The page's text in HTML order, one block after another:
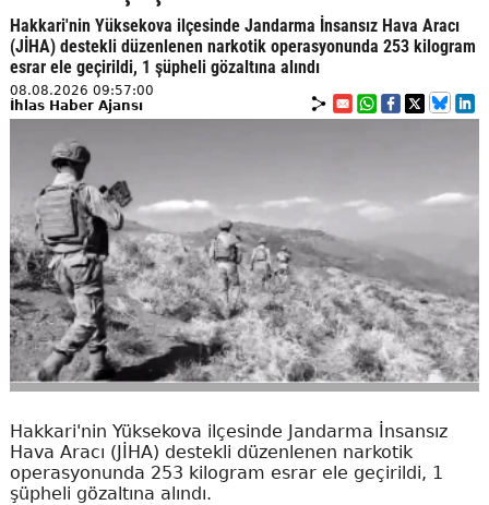
Hakkari'nin Yüksekova ilçesinde Jandarma İnsansız Hava Aracı
(JİHA) destekli düzenlenen narkotik operasyonunda 253 kilogram
esrar ele geçirildi, 1 şüpheli gözaltına alındı
08.08.2026 09:57:00
İhlas Haber Ajansı
Hakkari'nin Yüksekova ilçesinde Jandarma İnsansız
Hava Aracı (JİHA) destekli düzenlenen narkotik
operasyonunda 253 kilogram esrar ele geçirildi, 1
şüpheli gözaltına alındı.